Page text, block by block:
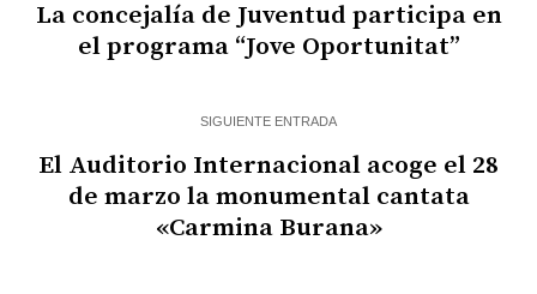
La concejalía de Juventud participa en
el programa “Jove Oportunitat”
SIGUIENTE ENTRADA
El Auditorio Internacional acoge el 28
de marzo la monumental cantata
«Carmina Burana»